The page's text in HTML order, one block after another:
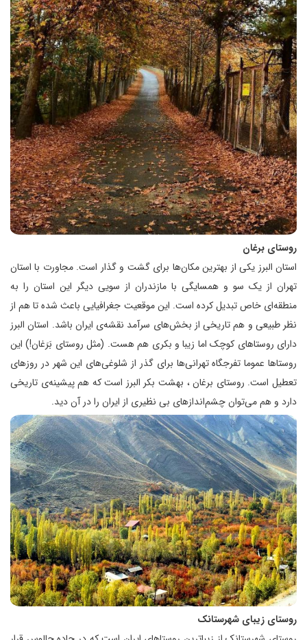
روستای برغان
استان البرز یکی از بهترین مکان‌ها برای گشت و گذار است. مجاورت با استان
تهران از یک سو و همسایگی با مازندران از سویی دیگر این استان را به
منطقه‌ای خاص تبدیل کرده است. این موقعیت جغرافیایی باعث شده تا هم از
نظر طبیعی و هم تاریخی از بخش‌های سرآمد نقشه‌ی ایران باشد. استان البرز
دارای روستاهای کوچک اما زیبا و بکری هم هست. (مثل روستای بَرَغان!) این
روستاها عموما تفرجگاه تهرانی‌ها برای گذر از شلوغی‌های این شهر در روزهای
تعطیل است. روستای برغان ، بهشت بکر البرز است که هم پیشینه‌ی تاریخی
دارد و هم می‌توان چشم‌اندازهای بی نظیری از ایران را در آن دید.
روستای زیبای شهرستانک